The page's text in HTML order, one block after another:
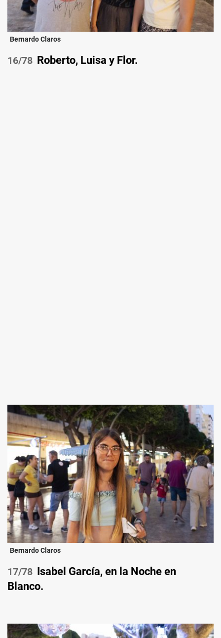
Bernardo Claros
/78 Roberto, Luisa y Flor.
Bernardo Claros
/78 Isabel García, en la Noche en
Blanco.